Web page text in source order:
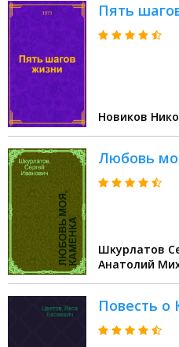
Пять
Новиков
Любовь
Шкурлатов
Анатолий
Повесть о